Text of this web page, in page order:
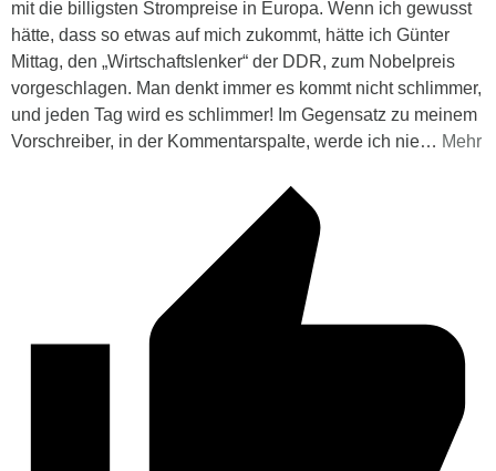
mit die billigsten Strompreise in Europa. Wenn ich gewusst
hätte, dass so etwas auf mich zukommt, hätte ich Günter
Mittag, den „Wirtschaftslenker“ der DDR, zum Nobelpreis
vorgeschlagen. Man denkt immer es kommt nicht schlimmer,
und jeden Tag wird es schlimmer! Im Gegensatz zu meinem
Vorschreiber, in der Kommentarspalte, werde ich nie… Mehr